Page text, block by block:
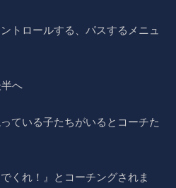
トロールする、パスするメニュ
へ
ている子たちがいるとコーチた
くれ！』とコーチングされま